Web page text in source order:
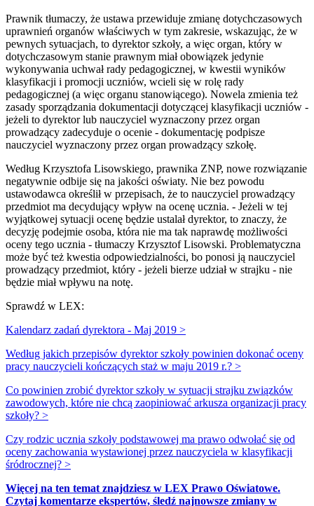
Prawnik tłumaczy, że ustawa przewiduje zmianę dotychczasowych
uprawnień organów właściwych w tym zakresie, wskazując, że w
pewnych sytuacjach, to dyrektor szkoły, a więc organ, który w
dotychczasowym stanie prawnym miał obowiązek jedynie
wykonywania uchwał rady pedagogicznej, w kwestii wyników
klasyfikacji i promocji uczniów, wcieli się w rolę rady
pedagogicznej (a więc organu stanowiącego). Nowela zmienia też
zasady sporządzania dokumentacji dotyczącej klasyfikacji uczniów -
jeżeli to dyrektor lub nauczyciel wyznaczony przez organ
prowadzący zadecyduje o ocenie - dokumentację podpisze
nauczyciel wyznaczony przez organ prowadzący szkołę.
Według Krzysztofa Lisowskiego, prawnika ZNP, nowe rozwiązanie
negatywnie odbije się na jakości oświaty. Nie bez powodu
ustawodawca określił w przepisach, że to nauczyciel prowadzący
przedmiot ma decydujący wpływ na ocenę ucznia. - Jeżeli w tej
wyjątkowej sytuacji ocenę będzie ustalał dyrektor, to znaczy, że
decyzję podejmie osoba, która nie ma tak naprawdę możliwości
oceny tego ucznia - tłumaczy Krzysztof Lisowski. Problematyczna
może być też kwestia odpowiedzialności, bo ponosi ją nauczyciel
prowadzący przedmiot, który - jeżeli bierze udział w strajku - nie
będzie miał wpływu na notę.
Sprawdź w LEX:
Kalendarz zadań dyrektora - Maj 2019 >
Według jakich przepisów dyrektor szkoły powinien dokonać oceny
pracy nauczycieli kończących staż w maju 2019 r.? >
Co powinien zrobić dyrektor szkoły w sytuacji strajku związków
zawodowych, które nie chcą zaopiniować arkusza organizacji pracy
szkoły? >
Czy rodzic ucznia szkoły podstawowej ma prawo odwołać się od
oceny zachowania wystawionej przez nauczyciela w klasyfikacji
śródrocznej? >
Więcej na ten temat znajdziesz w LEX Prawo Oświatowe.
Czytaj komentarze ekspertów, śledź najnowsze zmiany w